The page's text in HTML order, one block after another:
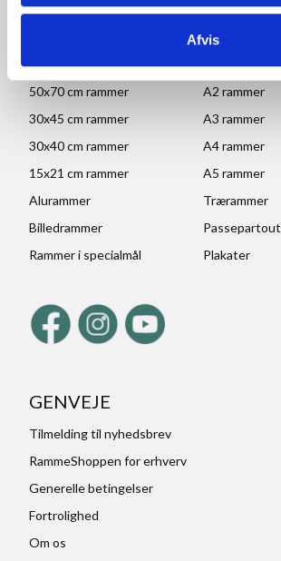
Afvis
POPULÆRE KATEGORIER
70x100 rammer
A1 rammer
50x70 cm rammer
A2 rammer
30x45 cm rammer
A3 rammer
30x40 cm rammer
A4 rammer
15x21 cm rammer
A5 rammer
Alurammer
Trærammer
Billedrammer
Passepartout
Rammer i specialmål
Plakater
GENVEJE
Tilmelding til nyhedsbrev
RammeShoppen for erhverv
Generelle betingelser
Fortrolighed
Om os